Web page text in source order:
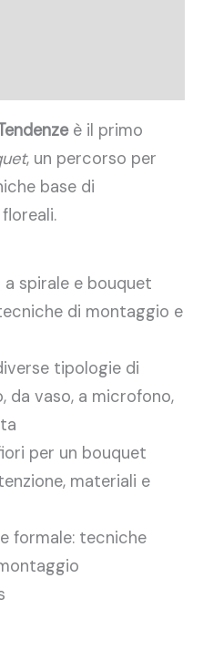
è il primo
, un percorso per
base di
a spirale e bouquet
di montaggio e
tipologie di
da vaso, a microfono,
per un bouquet
materiali e
formale: tecniche